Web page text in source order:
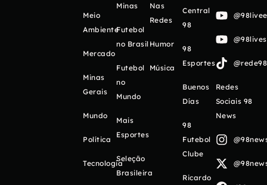
Meio
Ambiente
Mercado
Minas
Gerais
Mundo
Política
Tecnologia
Minas
Futebol
no Brasil
Futebol
no
Mundo
Mais
Esportes
Seleção
Brasileira
Nas
Redes
Humor
Música
Central
98
98
Esportes
Buenos
Días
98
Futebol
Clube
Ricardo
Redes
Sociais 98
News